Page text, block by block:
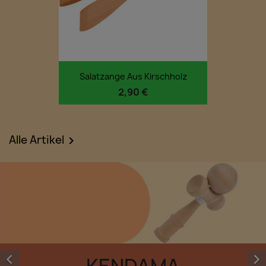
Salatzange Aus Kirschholz
2,90 €
Alle Artikel 
 